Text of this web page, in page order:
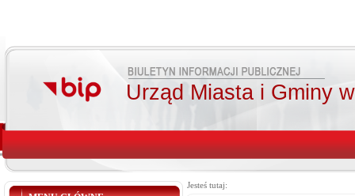
Urząd Miasta i Gminy
Jesteś tutaj: